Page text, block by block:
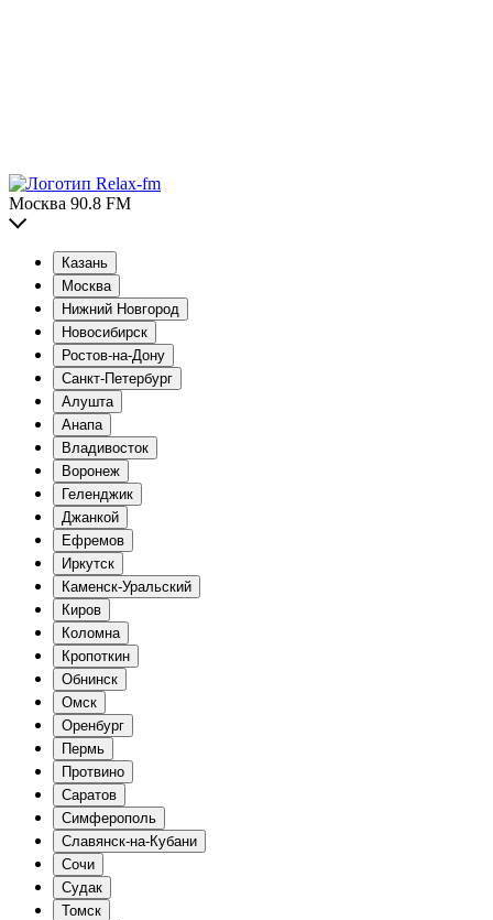
Москва 90.8 FM
Казань
Москва
Нижний Новгород
Новосибирск
Ростов-на-Дону
Санкт-Петербург
Алушта
Анапа
Владивосток
Воронеж
Геленджик
Джанкой
Ефремов
Иркутск
Каменск-Уральский
Киров
Коломна
Кропоткин
Обнинск
Омск
Оренбург
Пермь
Протвино
Саратов
Симферополь
Славянск-на-Кубани
Сочи
Судак
Томск